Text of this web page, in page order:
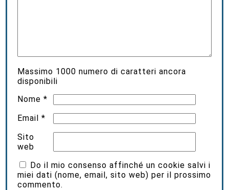
Massimo 1000 numero di caratteri ancora
disponibili
Nome*
Email*
Sito
web
Do il mio consenso affinché un cookie salvi i
miei dati (nome, email, sito web) per il prossimo
commento.